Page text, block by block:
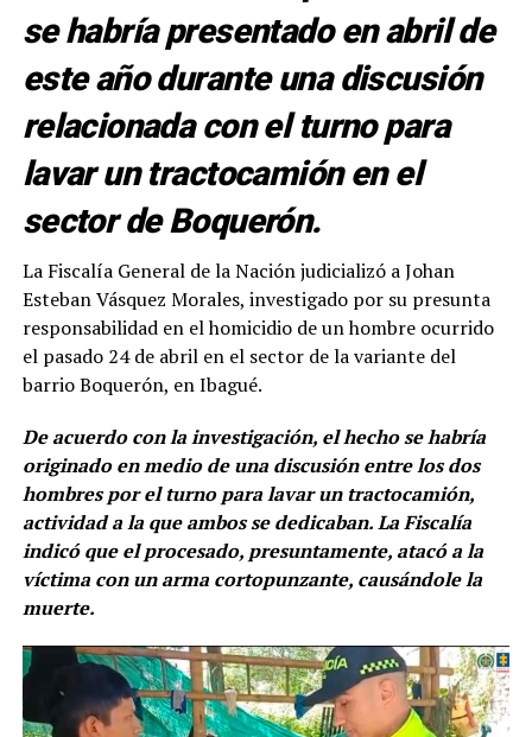
se habría presentado en abril de
este año durante una discusión
relacionada con el turno para
lavar un tractocamión en el
sector de Boquerón.
La Fiscalía General de la Nación judicializó a Johan
Esteban Vásquez Morales, investigado por su presunta
responsabilidad en el homicidio de un hombre ocurrido
el pasado 24 de abril en el sector de la variante del
barrio Boquerón, en Ibagué.
De acuerdo con la investigación, el hecho se habría
originado en medio de una discusión entre los dos
hombres por el turno para lavar un tractocamión,
actividad a la que ambos se dedicaban. La Fiscalía
indicó que el procesado, presuntamente, atacó a la
víctima con un arma cortopunzante, causándole la
muerte.